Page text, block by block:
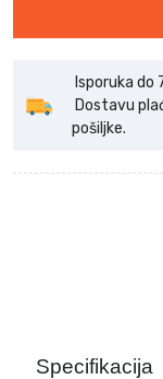
Isporuka do
Dostavu
pošiljke.
Specifikacija